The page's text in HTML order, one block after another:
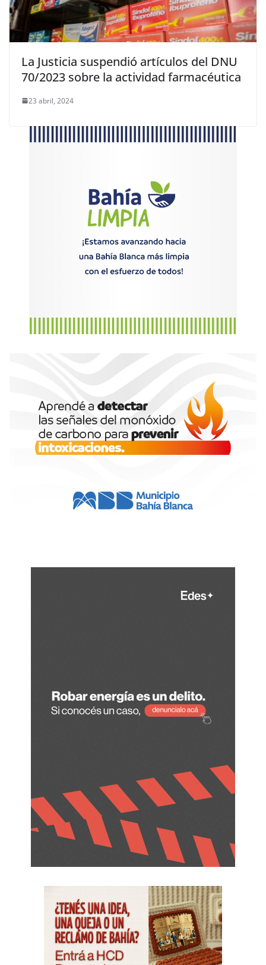
La Justicia suspendió artículos del DNU
70/2023 sobre la actividad farmacéutica
23 abril, 2024